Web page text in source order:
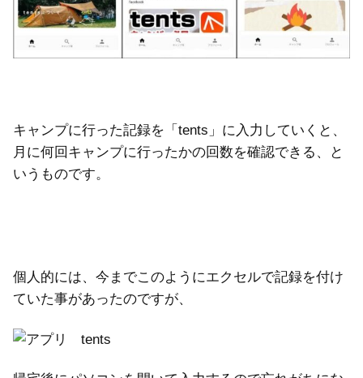
キャンプに行った記録を「tents」に入力していくと、
月に何回キャンプに行ったかの回数を確認できる、と
いうものです。
個人的には、今までこのようにエクセルで記録を付け
ていた事があったのですが、